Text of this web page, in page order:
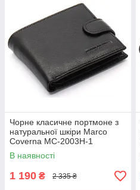
Чорне класичне портмоне з
натуральної шкіри Marco
Coverna MC-2003Н-1
В наявності
1 190 ₴ 2 335 ₴